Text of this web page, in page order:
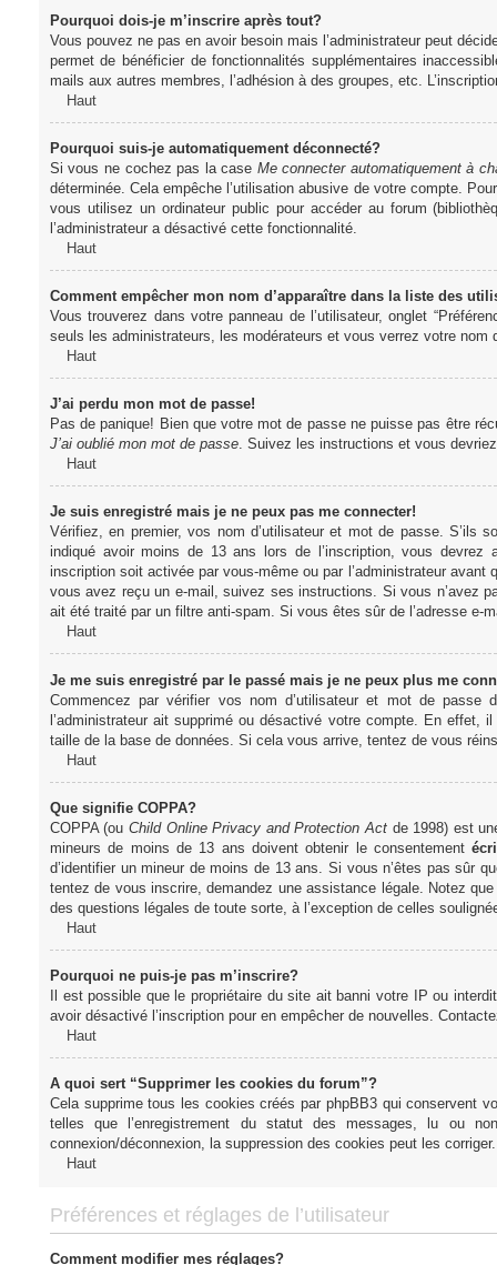
Pourquoi dois-je m’inscrire après tout?
Vous pouvez ne pas en avoir besoin mais l’administrateur peut
permet de bénéficier de fonctionnalités supplémentaires
mails aux autres membres, l’adhésion à des groupes, etc.
Haut
Pourquoi suis-je automatiquement déconnecté?
Si vous ne cochez pas la case Me connecter automatiquement à
déterminée. Cela empêche l’utilisation abusive de votre compte.
vous utilisez un ordinateur public pour accéder au forum
l’administrateur a désactivé cette fonctionnalité.
Haut
Comment empêcher mon nom d’apparaître dans la liste des
Vous trouverez dans votre panneau de l’utilisateur, onglet
seuls les administrateurs, les modérateurs et vous verrez votre
Haut
J’ai perdu mon mot de passe!
Pas de panique! Bien que votre mot de passe ne puisse pas être
J’ai oublié mon mot de passe. Suivez les instructions et vous
Haut
Je suis enregistré mais je ne peux pas me connecter!
Vérifiez, en premier, vos nom d’utilisateur et mot de passe.
indiqué avoir moins de 13 ans lors de l’inscription, vous
inscription soit activée par vous-même ou par l’administrateur
vous avez reçu un e-mail, suivez ses instructions. Si vous n’avez
ait été traité par un filtre anti-spam. Si vous êtes sûr de l’adresse e-
Haut
Je me suis enregistré par le passé mais je ne peux plus me
Commencez par vérifier vos nom d’utilisateur et mot de
l’administrateur ait supprimé ou désactivé votre compte. En effet,
taille de la base de données. Si cela vous arrive, tentez de vous
Haut
Que signifie COPPA?
COPPA (ouChild Online Privacy and Protection Act de 1998) est
mineurs de moins de 13 ans doivent obtenir le consentement
d’identifier un mineur de moins de 13 ans. Si vous n’êtes pas sûr
tentez de vous inscrire, demandez une assistance légale. Notez
des questions légales de toute sorte, à l’exception de celles
Haut
Pourquoi ne puis-je pas m’inscrire?
Il est possible que le propriétaire du site ait banni votre IP ou
avoir désactivé l’inscription pour en empêcher de nouvelles.
Haut
A quoi sert “Supprimer les cookies du forum”?
Cela supprime tous les cookies créés par phpBB3 qui conservent
telles que l’enregistrement du statut des messages, lu ou
connexion/déconnexion, la suppression des cookies peut les corriger.
Haut
Préférences et réglages de l’utilisateur
Comment modifier mes réglages?